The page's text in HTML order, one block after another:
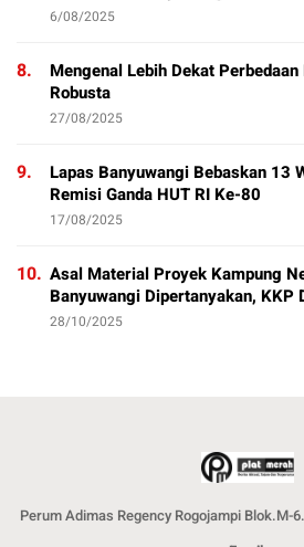
6/08/2025
8.
Mengenal Lebih Dekat
Robusta
27/08/2025
9.
Lapas Banyuwangi Bebaskan 13
Remisi Ganda HUT RI Ke-80
17/08/2025
10. Asal Material Proyek Kampung
Banyuwangi Dipertanyakan, KKP
28/10/2025
Perum Adimas Regency Rogojampi Blok.M-